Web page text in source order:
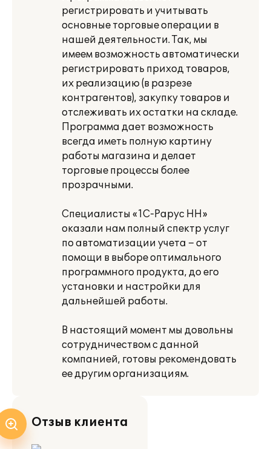
регистрировать и учитывать
основные торговые операции в
нашей деятельности. Так, мы
имеем возможность автоматически
регистрировать приход товаров,
их реализацию (в разрезе
контрагентов), закупку товаров и
отслеживать их остатки на складе.
Программа дает возможность
всегда иметь полную картину
работы магазина и делает
торговые процессы более
прозрачными.
Специалисты «1С-Рарус НН»
оказали нам полный спектр услуг
по автоматизации учета – от
помощи в выборе оптимального
программного продукта, до его
установки и настройки для
дальнейшей работы.
В настоящий момент мы довольны
сотрудничеством с данной
компанией, готовы рекомендовать
ее другим организациям.
Отзыв клиента